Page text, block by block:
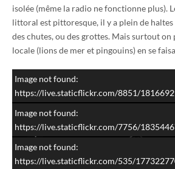
isolée (même la radio ne fonctionne plus).
littoral est pittoresque, il y a plein de
des chutes, ou des grottes. Mais surtout
locale (lions de mer et pingouins) en se
Image not found:
https://live.staticflickr.com/8851/
Image not found:
https://live.staticflickr.com/7756/
Image not found:
https://live.staticflickr.com/535/